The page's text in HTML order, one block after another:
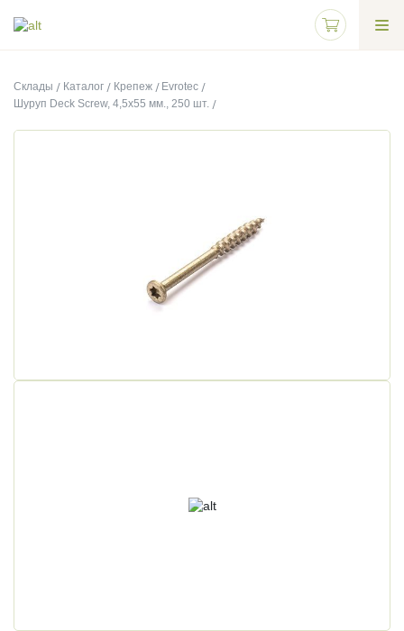
Склады Каталог Крепеж
Evrotec
Шуруп Deck Screw, 4,5х55 мм., 250 шт.